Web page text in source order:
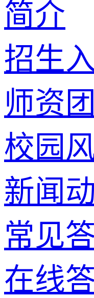
简介
招生
师资
校园
新闻
常见
在线